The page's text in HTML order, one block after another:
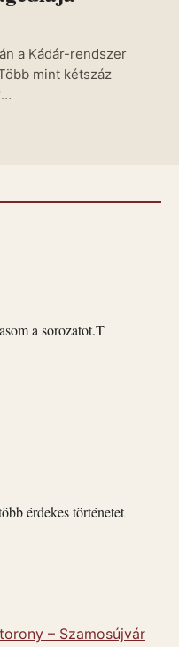
a Kádár-rendszer
mint kétszáz
a sorozatot.T
érdekes történetet
– Szamosújvár